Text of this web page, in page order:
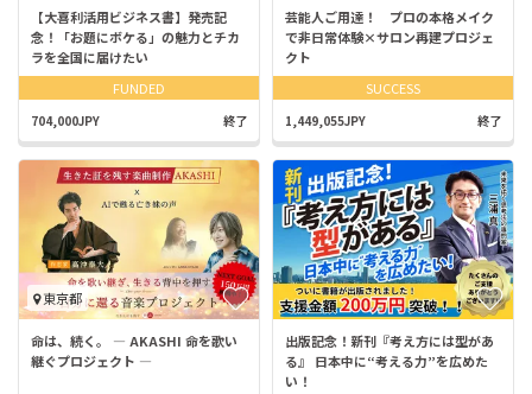
【大喜利活用ビジネス書】発売記
念！「お題にボケる」の魅力とチカ
ラを全国に届けたい
FUNDED
704,000JPY 終了
芸能人ご用達！ プロの本格メイク
で非日常体験×サロン再建プロジェ
クト
SUCCESS
1,449,055JPY 終了
東京都
命は、続く。 ― AKASHI 命を歌い
継ぐプロジェクト ―
出版記念！新刊『考え方には型があ
る』 日本中に“考える力”を広めた
い！